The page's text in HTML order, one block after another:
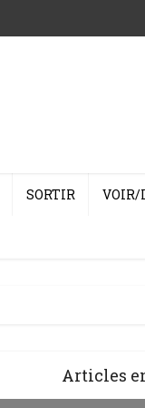
SORTIR VOIR/
Articles